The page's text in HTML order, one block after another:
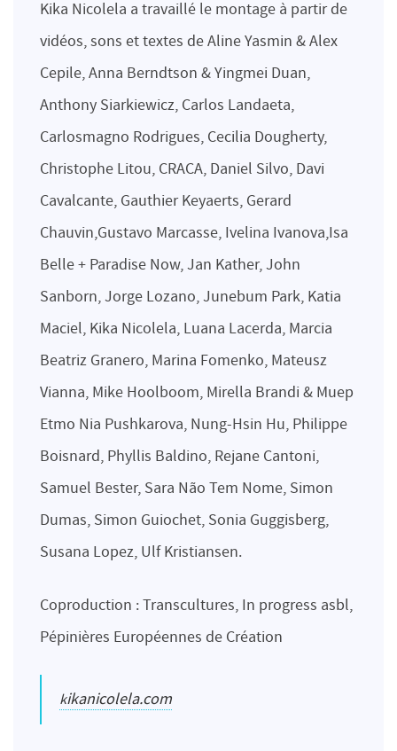
Kika Nicolela a travaillé le montage à partir de
vidéos, sons et textes de Aline Yasmin & Alex
Cepile, Anna Berndtson & Yingmei Duan,
Anthony Siarkiewicz, Carlos Landaeta,
Carlosmagno Rodrigues, Cecilia Dougherty,
Christophe Litou, CRACA, Daniel Silvo, Davi
Cavalcante, Gauthier Keyaerts, Gerard
Chauvin,Gustavo Marcasse, Ivelina Ivanova,Isa
Belle + Paradise Now, Jan Kather, John
Sanborn, Jorge Lozano, Junebum Park, Katia
Maciel, Kika Nicolela, Luana Lacerda, Marcia
Beatriz Granero, Marina Fomenko, Mateusz
Vianna, Mike Hoolboom, Mirella Brandi & Muep
Etmo Nia Pushkarova, Nung-Hsin Hu, Philippe
Boisnard, Phyllis Baldino, Rejane Cantoni,
Samuel Bester, Sara Não Tem Nome, Simon
Dumas, Simon Guiochet, Sonia Guggisberg,
Susana Lopez, Ulf Kristiansen.
Coproduction : Transcultures, In progress asbl,
Pépinières Européennes de Création
kikanicolela.com